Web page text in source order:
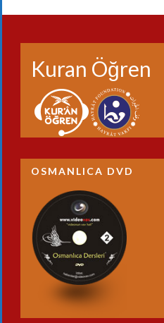
Kuran Öğren
OSMANLICA DVD